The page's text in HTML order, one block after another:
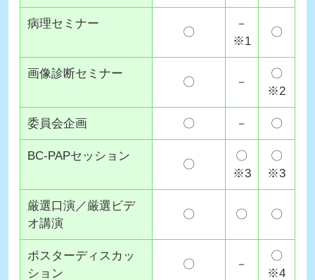
病理セミナー
〇
－
※1
〇
画像診断セミナー
〇 －
〇
※2
委員会企画 〇 － 〇
BC-PAPセッション
〇
〇
※3
〇
※3
厳選口演／厳選ビデ
オ講演
〇 〇 〇
ポスターディスカッ
ション
〇 －
〇
※4